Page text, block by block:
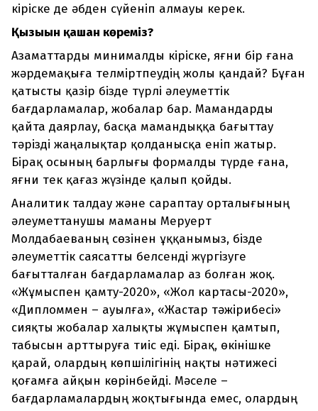
кіріске де әбден сүйеніп алмауы керек.
Қызығын қашан көреміз?
Азаматтарды минималды кіріске, яғни бір ғана
жәрдемақыға телміртпеудің жолы қандай? Бұған
қатысты қазір бізде түрлі әлеуметтік
бағдарламалар, жобалар бар. Мамандарды
қайта даярлау, басқа мамандыққа бағыттау
тәрізді жаңалықтар қолданысқа еніп жатыр.
Бірақ осының барлығы формалды түрде ғана,
яғни тек қағаз жүзінде қалып қойды.
Аналитик талдау және сараптау орталығының
әлеуметтанушы маманы Меруерт
Молдабаеваның сөзінен ұққанымыз, бізде
әлеуметтік саясатты белсенді жүргізуге
бағытталған бағдарламалар аз болған жоқ.
«Жұмыспен қамту-2020», «Жол картасы-2020»,
«Дипломмен – ауылға», «Жастар тәжірибесі»
сияқты жобалар халықты жұмыспен қамтып,
табысын арттыруға тиіс еді. Бірақ, өкінішке
қарай, олардың көпшілігінің нақты нәтижесі
қоғамға айқын көрінбейді. Мәселе –
бағдарламалардың жоқтығында емес, олардың